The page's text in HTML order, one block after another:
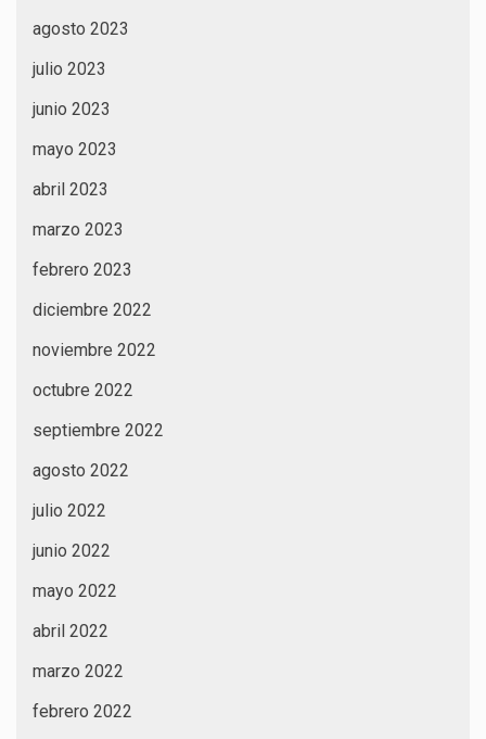
agosto 2023
julio 2023
junio 2023
mayo 2023
abril 2023
marzo 2023
febrero 2023
diciembre 2022
noviembre 2022
octubre 2022
septiembre 2022
agosto 2022
julio 2022
junio 2022
mayo 2022
abril 2022
marzo 2022
febrero 2022